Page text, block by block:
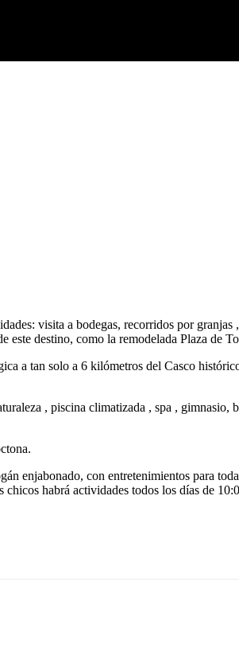
visita a bodegas, recorridos por granjas
este destino, como la remodelada Plaza de
a tan solo a 6 kilómetros del Casco
, piscina climatizada , spa , gimnasio,
enjabonado, con entretenimientos para
habrá actividades todos los días de